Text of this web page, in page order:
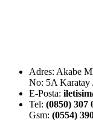
Adres: Akabe
No: 5A Karatay
E-Posta:
Tel: (0850) 307
Gsm: (0554)